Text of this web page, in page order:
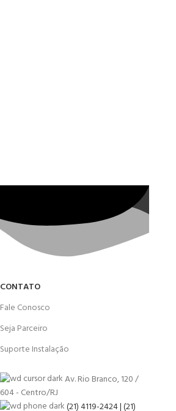
CONTATO
Fale Conosco
Seja Parceiro
Suporte Instalação
Av. Rio Branco, 120 /
604 - Centro/RJ
(21) 4119-2424 | (21)